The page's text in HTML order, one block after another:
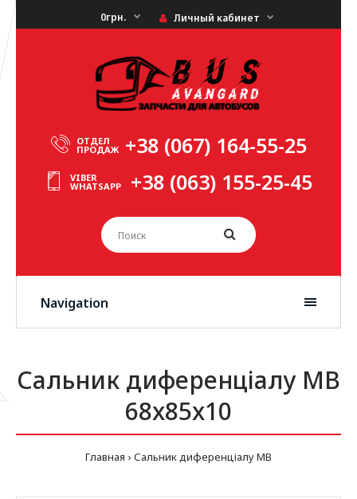
0грн. Личный кабинет
ОТДЕЛ
ПРОДАЖ +38 (067) 164-55-25
VIBER
WHATSAPP +38 (063) 155-25-45
Navigation
Сальник диференціалу MB
68x85x10
Главная Сальник диференціалу MB